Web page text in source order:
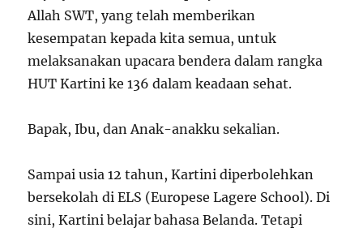
Allah SWT, yang telah memberikan
kesempatan kepada kita semua, untuk
melaksanakan upacara bendera dalam rangka
HUT Kartini ke 136 dalam keadaan sehat.
Bapak, Ibu, dan Anak-anakku sekalian.
Sampai usia 12 tahun, Kartini diperbolehkan
bersekolah di ELS (Europese Lagere School). Di
sini, Kartini belajar bahasa Belanda. Tetapi